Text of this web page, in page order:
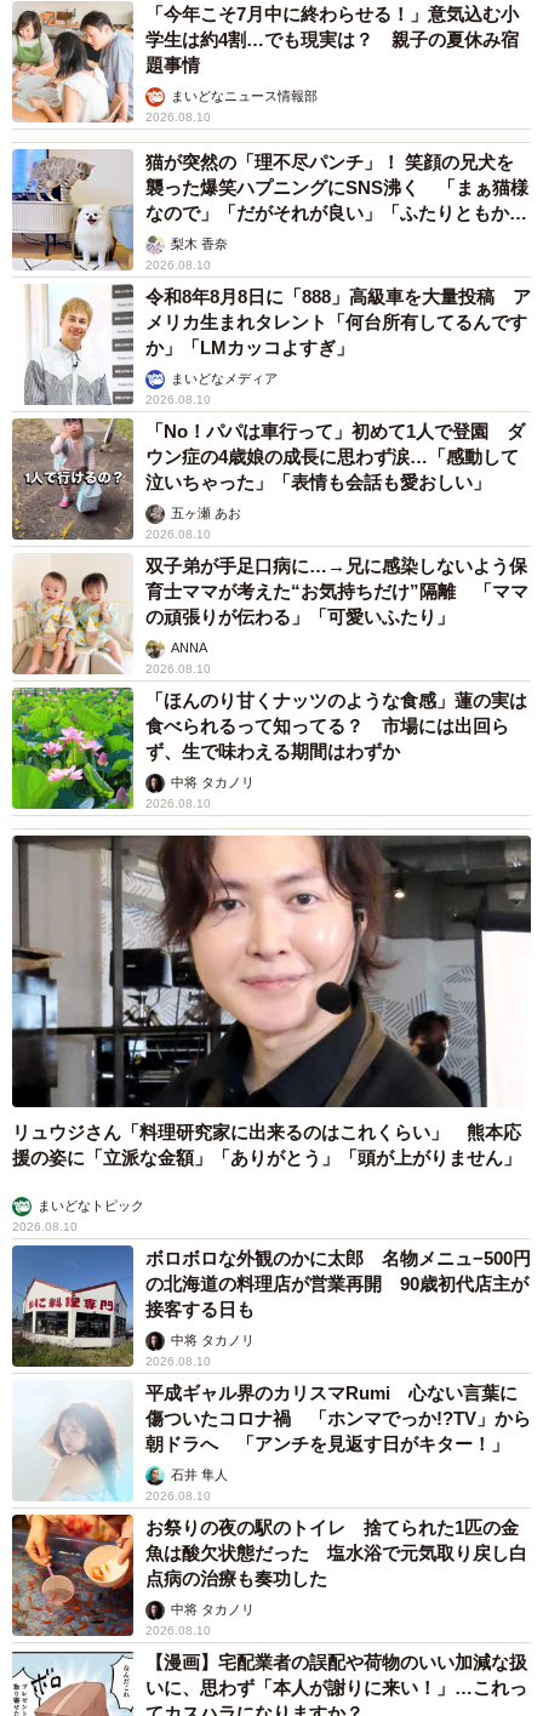
「今年こそ7月中に終わらせる！」意気込む小
学生は約4割…でも現実は？ 親子の夏休み宿
題事情
まいどなニュース情報部
2026.08.10
猫が突然の「理不尽パンチ」！ 笑顔の兄犬を
襲った爆笑ハプニングにSNS沸く 「まぁ猫様
なので」「だがそれが良い」「ふたりともかわ
いいね」
梨木 香奈
2026.08.10
令和8年8月8日に「888」高級車を大量投稿 ア
メリカ生まれタレント「何台所有してるんです
か」「LMカッコよすぎ」
まいどなメディア
2026.08.10
「No！パパは車行って」初めて1人で登園 ダ
ウン症の4歳娘の成長に思わず涙…「感動して
泣いちゃった」「表情も会話も愛おしい」
五ヶ瀬 あお
2026.08.10
双子弟が手足口病に…→兄に感染しないよう保
育士ママが考えた“お気持ちだけ”隔離 「ママ
の頑張りが伝わる」「可愛いふたり」
ANNA
2026.08.10
「ほんのり甘くナッツのような食感」蓮の実は
食べられるって知ってる？ 市場には出回ら
ず、生で味わえる期間はわずか
中将 タカノリ
2026.08.10
リュウジさん「料理研究家に出来るのはこれくらい」 熊本応
援の姿に「立派な金額」「ありがとう」「頭が上がりません」
まいどなトピック
2026.08.10
ボロボロな外観のかに太郎 名物メニュ−500円
の北海道の料理店が営業再開 90歳初代店主が
接客する日も
中将 タカノリ
2026.08.10
平成ギャル界のカリスマRumi 心ない言葉に
傷ついたコロナ禍 「ホンマでっか!?TV」から
朝ドラへ 「アンチを見返す日がキター！」
石井 隼人
2026.08.10
お祭りの夜の駅のトイレ 捨てられた1匹の金
魚は酸欠状態だった 塩水浴で元気取り戻し白
点病の治療も奏功した
中将 タカノリ
2026.08.10
【漫画】宅配業者の誤配や荷物のいい加減な扱
いに、思わず「本人が謝りに来い！」…これっ